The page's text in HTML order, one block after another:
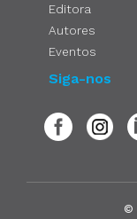
Editora
Autores
Eventos
Siga-nos
©